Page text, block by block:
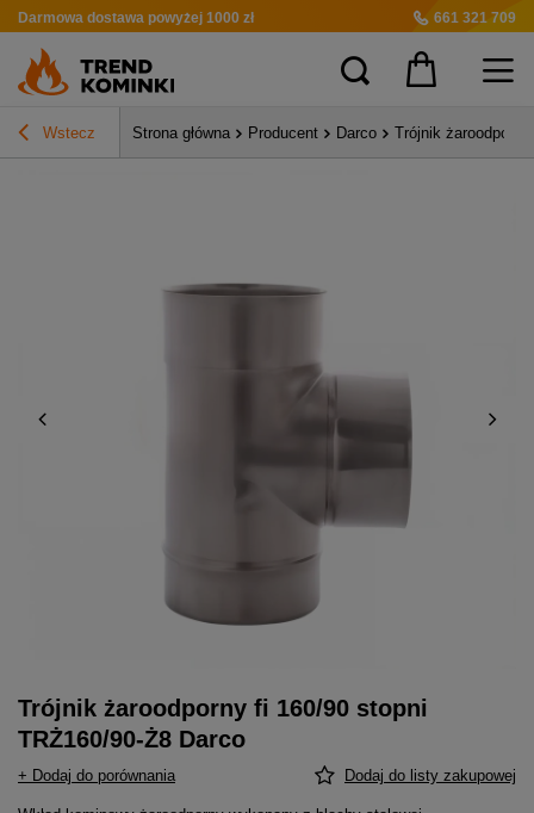
Darmowa dostawa powyżej 1000 zł 661 321 709
Wstecz Strona główna Producent Darco Trójnik
Trójnik żaroodporny fi 160/90 stopni
TRŻ160/90-Ż8 Darco
+ Dodaj do porównania Dodaj do listy zakupowej